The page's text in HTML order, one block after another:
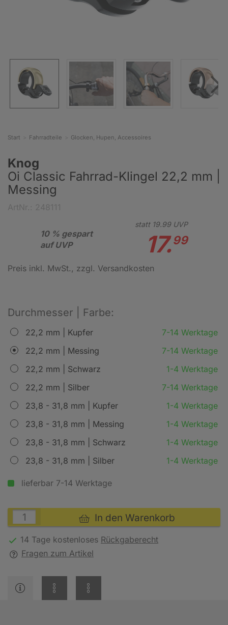
Start Fahrradteile Glocken, Hupen, Accessoires
Knog
Oi Classic Fahrrad-Klingel 22,2 mm |
Messing
10 % gespart
auf UVP
statt 19.99UVP
17.99
Preis inkl. MwSt., zzgl. Versandkosten
Durchmesser | Farbe:
22,2 mm | Kupfer
7-14 Werktage
22,2 mm | Messing
7-14 Werktage
22,2 mm | Schwarz
1-4 Werktage
22,2 mm | Silber
7-14 Werktage
23,8 - 31,8 mm | Kupfer
1-4 Werktage
23,8 - 31,8 mm | Messing
1-4 Werktage
23,8 - 31,8 mm | Schwarz
1-4 Werktage
23,8 - 31,8 mm | Silber
1-4 Werktage
lieferbar 7-14 Werktage
In den Warenkorb
14 Tage kostenloses Rückgaberecht
Fragen zum Artikel